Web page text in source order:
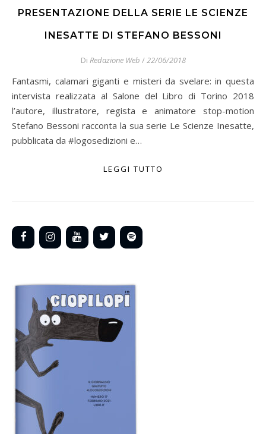
PRESENTAZIONE DELLA SERIE LE SCIENZE
INESATTE DI STEFANO BESSONI
Di Redazione Web /22/06/2018
Fantasmi, calamari giganti e misteri da svelare: in questa
intervista realizzata al Salone del Libro di Torino 2018
l’autore, illustratore, regista e animatore stop-motion
Stefano Bessoni racconta la sua serie Le Scienze Inesatte,
pubblicata da #logosedizioni e…
LEGGI TUTTO